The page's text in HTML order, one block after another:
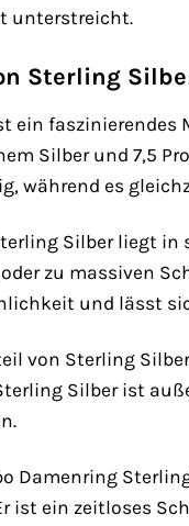
unterstreicht.
Sterling
ein faszinierendes
Silber und 7,5
während es
Silber liegt
zu massiven
und lässt
von Sterling
Silber ist
Damenring
ist ein zeitloses